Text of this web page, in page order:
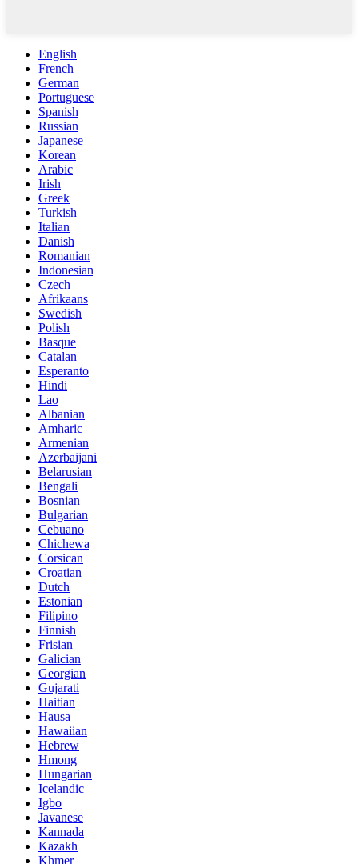
English
French
German
Portuguese
Spanish
Russian
Japanese
Korean
Arabic
Irish
Greek
Turkish
Italian
Danish
Romanian
Indonesian
Czech
Afrikaans
Swedish
Polish
Basque
Catalan
Esperanto
Hindi
Lao
Albanian
Amharic
Armenian
Azerbaijani
Belarusian
Bengali
Bosnian
Bulgarian
Cebuano
Chichewa
Corsican
Croatian
Dutch
Estonian
Filipino
Finnish
Frisian
Galician
Georgian
Gujarati
Haitian
Hausa
Hawaiian
Hebrew
Hmong
Hungarian
Icelandic
Igbo
Javanese
Kannada
Kazakh
Khmer